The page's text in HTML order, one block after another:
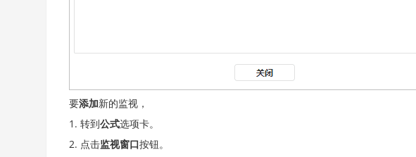
要添加新的监视，
转到公式选项卡。
点击监视窗口按钮。